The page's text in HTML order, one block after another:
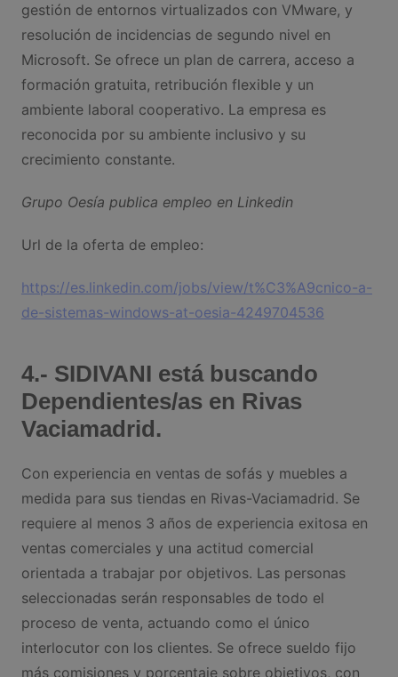
gestión de entornos virtualizados con VMware, y
resolución de incidencias de segundo nivel en
Microsoft. Se ofrece un plan de carrera, acceso a
formación gratuita, retribución flexible y un
ambiente laboral cooperativo. La empresa es
reconocida por su ambiente inclusivo y su
crecimiento constante.
Grupo Oesía publica empleo en Linkedin
Url de la oferta de empleo:
https://es.linkedin.com/jobs/view/t%C3%A9cnico-a-
de-sistemas-windows-at-oesia-4249704536
4.- SIDIVANI está buscando
Dependientes/as en Rivas
Vaciamadrid.
Con experiencia en ventas de sofás y muebles a
medida para sus tiendas en Rivas-Vaciamadrid. Se
requiere al menos 3 años de experiencia exitosa en
ventas comerciales y una actitud comercial
orientada a trabajar por objetivos. Las personas
seleccionadas serán responsables de todo el
proceso de venta, actuando como el único
interlocutor con los clientes. Se ofrece sueldo fijo
más comisiones y porcentaje sobre objetivos, con